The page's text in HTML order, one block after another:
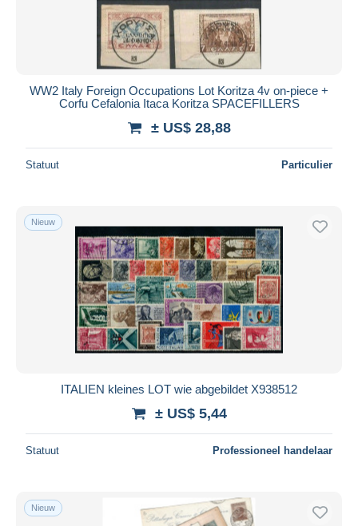
WW2 Italy Foreign Occupations Lot Koritza 4v on-piece +
Corfu Cefalonia Itaca Koritza SPACEFILLERS
± US$ 28,88
Statuut Particulier
Nieuw
ITALIEN kleines LOT wie abgebildet X938512
± US$ 5,44
Statuut Professioneel handelaar
Nieuw